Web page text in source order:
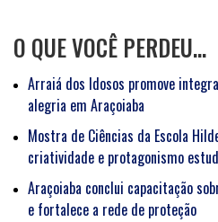
O QUE VOCÊ PERDEU…
Arraiá dos Idosos promove
alegria em Araçoiaba
Mostra de Ciências da Escola
criatividade e protagonismo
Araçoiaba conclui capacitação
e fortalece a rede de proteção